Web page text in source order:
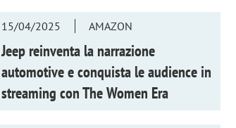
15/04/2025 AMAZON
Jeep reinventa la narrazione
automotive e conquista le audience in
streaming conThe Women Era